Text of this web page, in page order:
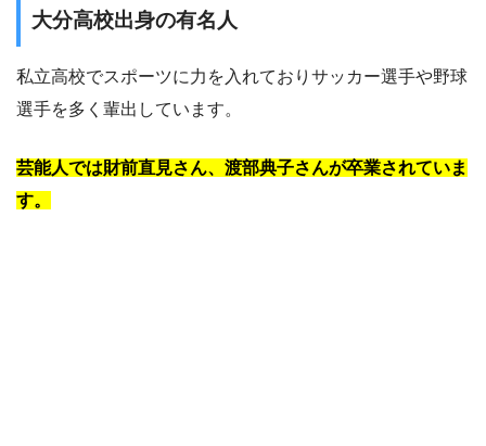
大分高校出身の有名人
私立高校でスポーツに力を入れておりサッカー選手や野球
選手を多く輩出しています。
芸能人では財前直見さん、渡部典子さんが卒業されていま
す。